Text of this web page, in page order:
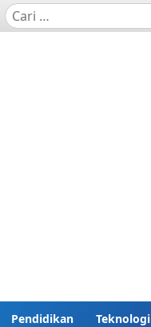
Pendidikan Teknologi